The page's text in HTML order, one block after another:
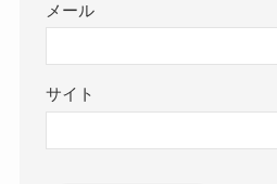
メール
サイト